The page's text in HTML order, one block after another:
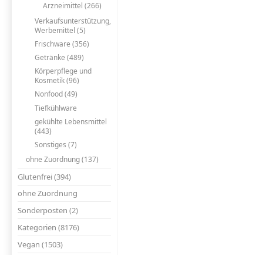
Arzneimittel (266)
Verkaufsunterstützung,
Werbemittel (5)
Frischware (356)
Getränke (489)
Körperpflege und
Kosmetik (96)
Nonfood (49)
Tiefkühlware
gekühlte Lebensmittel
(443)
Sonstiges (7)
ohne Zuordnung (137)
Glutenfrei (394)
ohne Zuordnung
Sonderposten (2)
Kategorien (8176)
Vegan (1503)